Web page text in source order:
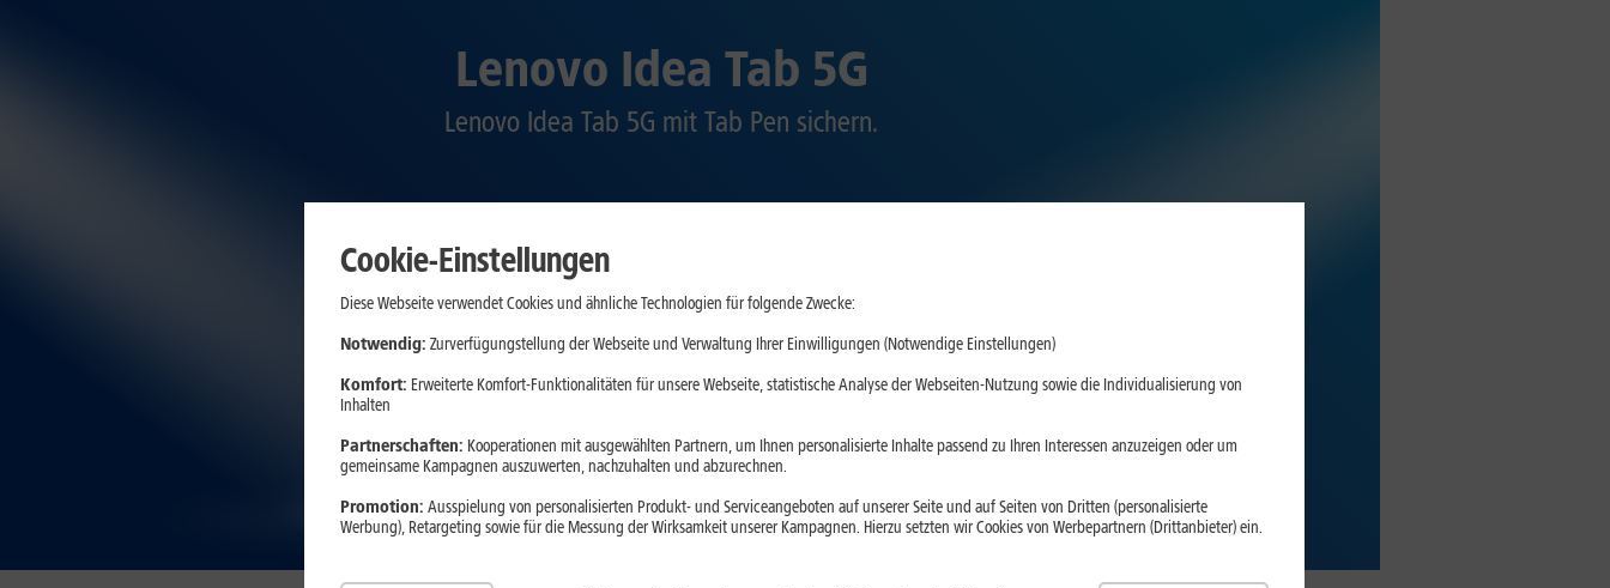
Lenovo Idea Tab 5G
Lenovo Idea Tab 5G mit Tab Pen sichern.
Cookie-Einstellungen
Diese Webseite verwendet Cookies und ähnliche Technologien für folgende Zwecke:
Notwendig: Zurverfügungstellung der Webseite und Verwaltung Ihrer Einwilligungen (Notwendige Einstellungen)
Komfort: Erweiterte Komfort-Funktionalitäten für unsere Webseite, statistische Analyse der Webseiten-Nutzung sowie die Individualisierung von
Inhalten
Partnerschaften: Kooperationen mit ausgewählten Partnern, um Ihnen personalisierte Inhalte passend zu Ihren Interessen anzuzeigen oder um
gemeinsame Kampagnen auszuwerten, nachzuhalten und abzurechnen.
Promotion: Ausspielung von personalisierten Produkt- und Serviceangeboten auf unserer Seite und auf Seiten von Dritten (personalisierte
Werbung), Retargeting sowie für die Messung der Wirksamkeit unserer Kampagnen. Hierzu setzten wir Cookies von Werbepartnern (Drittanbieter) ein.